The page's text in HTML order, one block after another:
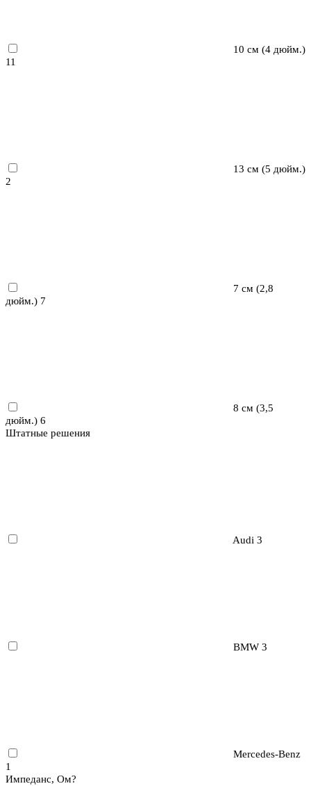
10 см (4 дюйм.)
11
13 см (5 дюйм.)
2
7 см (2,8
дюйм.) 7
8 см (3,5
дюйм.) 6
Штатные решения
Audi 3
BMW 3
Mercedes-Benz
1
Импеданс, Ом?